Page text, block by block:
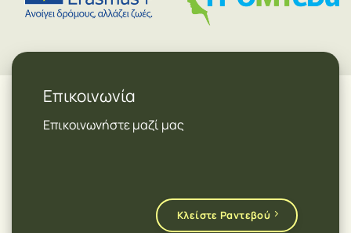
Επικοινωνία
Επικοινωνήστε μαζί μας
Κλείστε Ραντεβού